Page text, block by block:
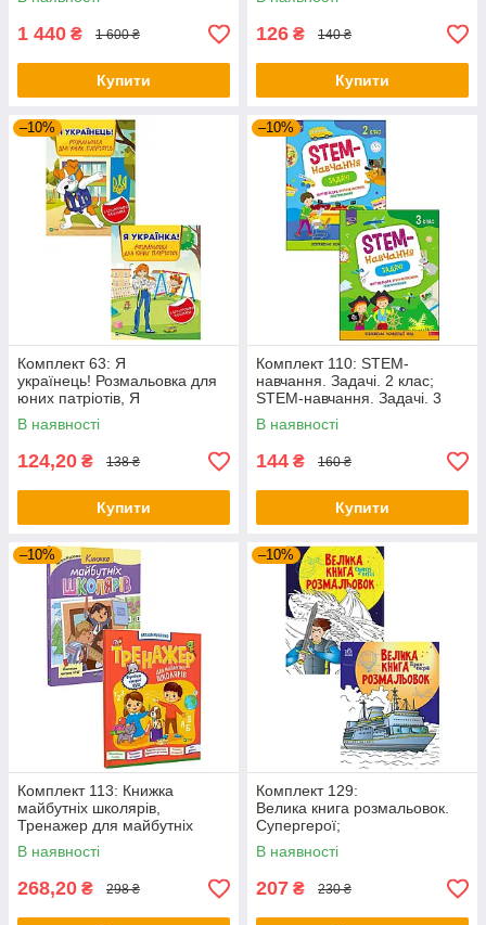
1 440 ₴ 1 600 ₴
Купити
126 ₴ 140 ₴
Купити
–10%
Комплект 63: Я
українець! Розмальовка для
юних патріотів, Я
українка! Розмальовка для ю
них патріоток
В наявності
124,20 ₴ 138 ₴
Купити
–10%
Комплект 110: STEM-
навчання. Задачі. 2 клас;
STEM-навчання. Задачі. 3
клас
В наявності
144 ₴ 160 ₴
Купити
–10%
Комплект 113: Книжка
майбутніх школярів,
Тренажер для майбутніх
школярів
В наявності
268,20 ₴ 298 ₴
–10%
Комплект 129:
Велика книга розмальовок.
Супергерої;
Велика книга розмальовок.
Транспорт
В наявності
207 ₴ 230 ₴